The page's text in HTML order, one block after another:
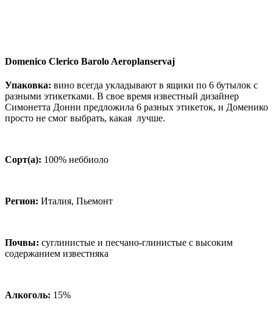
Domenico Clerico Barolo Aeroplanservaj
Упаковка: вино всегда укладывают в ящики по 6 бутылок с
разными этикетками. В свое время известный дизайнер
Симонетта Донни предложила 6 разных этикеток, и Доменико
просто не смог выбрать, какая лучше.
Сорт(а): 100% неббиоло
Регион: Италия, Пьемонт
Почвы: суглинистые и песчано-глинистые с высоким
содержанием известняка
Алкоголь: 15%